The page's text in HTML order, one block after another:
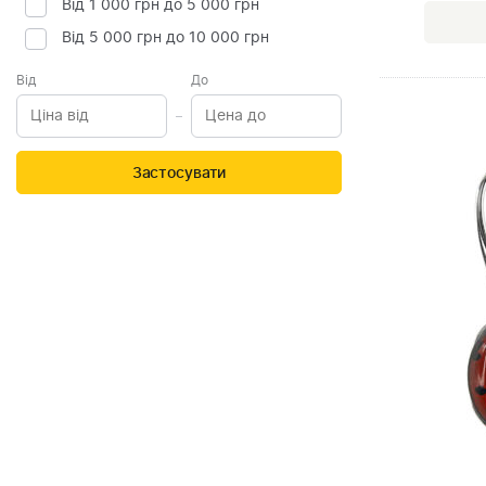
Від 1 000 грн до 5 000 грн
Від 5 000 грн до 10 000 грн
Від До
Застосувати